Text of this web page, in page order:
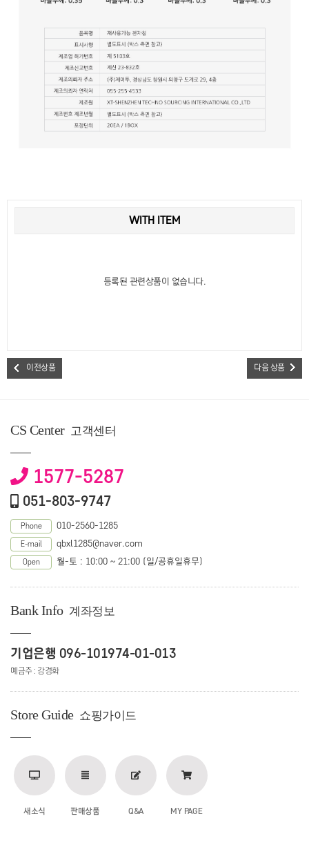
WITH ITEM
등록된 관련상품이 없습니다.
이전상품 다음 상품
CS Center 고객센터
1577-5287
051-803-9747
Phone 010-2560-1285
E-mail qbxl1285@naver.com
Open 월-토 : 10:00 ~ 21:00 (일/공휴일휴무)
Bank Info 계좌정보
기업은행 096-101974-01-013
예금주 : 강경화
Store Guide 쇼핑가이드
새소식 판매상품 Q&A MY PAGE